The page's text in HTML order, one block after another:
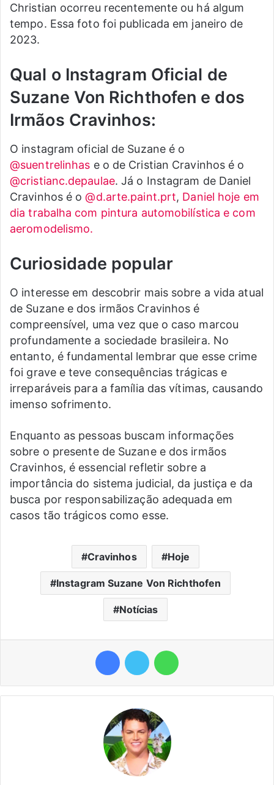
Christian ocorreu recentemente ou há algum
tempo. Essa foto foi publicada em janeiro de
2023.
Qual o Instagram Oficial de
Suzane Von Richthofen e dos
Irmãos Cravinhos:
O instagram oficial de Suzane é o
@suentrelinhas e o de Cristian Cravinhos é o
@cristianc.depaulae. Já o Instagram de Daniel
Cravinhos é o@d.arte.paint.prt, Daniel hoje em
dia trabalha com pintura automobilística e com
aeromodelismo.
Curiosidade popular
O interesse em descobrir mais sobre a vida atual
de Suzane e dos irmãos Cravinhos é
compreensível, uma vez que o caso marcou
profundamente a sociedade brasileira. No
entanto, é fundamental lembrar que esse crime
foi grave e teve consequências trágicas e
irreparáveis para a família das vítimas, causando
imenso sofrimento.
Enquanto as pessoas buscam informações
sobre o presente de Suzane e dos irmãos
Cravinhos, é essencial refletir sobre a
importância do sistema judicial, da justiça e da
busca por responsabilização adequada em
casos tão trágicos como esse.
Cravinhos Hoje
Instagram Suzane Von Richthofen
Notícias
FacebookTwitter